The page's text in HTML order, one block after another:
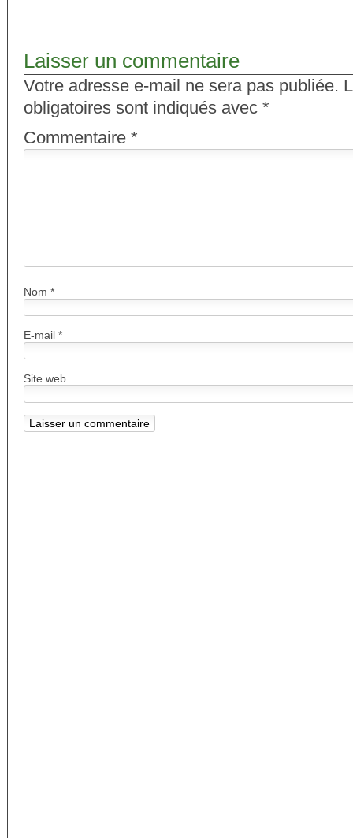
Laisser un commentaire
Votre adresse e-mail ne sera pas publiée.
obligatoires sont indiqués avec *
Commentaire *
Nom *
E-mail *
Site web